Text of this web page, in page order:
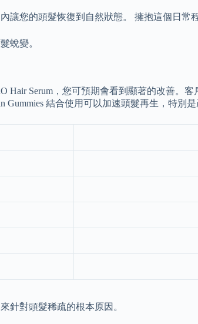
讓您的頭髮恢復到自然狀態。 擁抱這個日常
蛻變。
Hair Serum，您可預期會看到顯著的改善
結合使用可以加速頭髮再生，特別
來針對頭髮稀疏的根本原因。